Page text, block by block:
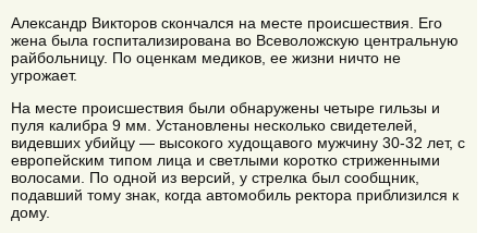
Александр Викторов скончался на месте происшествия. Его
жена была госпитализирована во Всеволожскую центральную
райбольницу. По оценкам медиков, ее жизни ничто не
угрожает.
На месте происшествия были обнаружены четыре гильзы и
пуля калибра 9 мм. Установлены несколько свидетелей,
видевших убийцу — высокого худощавого мужчину 30-32 лет, с
европейским типом лица и светлыми коротко стриженными
волосами. По одной из версий, у стрелка был сообщник,
подавший тому знак, когда автомобиль ректора приблизился к
дому.